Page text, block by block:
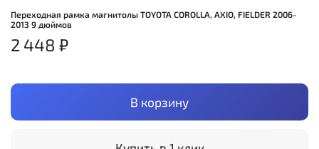
Переходная рамка магнитолы TOYOTA COROLLA, AXIO, FIELDER 2006-
2013 9 дюймов
2 448 ₽
В корзину